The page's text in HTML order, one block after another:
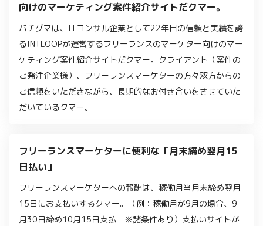
向けのマーケティング案件紹介サイトだクマー。
バチグマは、ITコンサル企業として22年目の信頼と実績を誇
るINTLOOPが運営するフリーランスのマーケター向けのマー
ケティング案件紹介サイトだクマー。クライアント（案件の
ご発注企業様）、フリーランスマーケターの方々双方からの
ご信頼をいただきながら、長期的なお付き合いをさせていた
だいているクマー。
フリーランスマーケターに便利な「月末締め翌月15
日払い」
フリーランスマーケターへの報酬は、稼働月当月末締め翌月
15日にお支払いするクマー。（例：稼働月が9月の場合、9
月30日締め10月15日支払 ※諸条件あり）支払いサイトが